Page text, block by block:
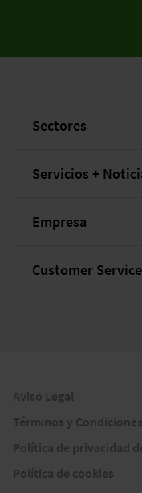
Sectores
Servicios +
Empresa
Customer
Aviso Legal
Términos y Condiciones
Política de privacidad
Política de cookies